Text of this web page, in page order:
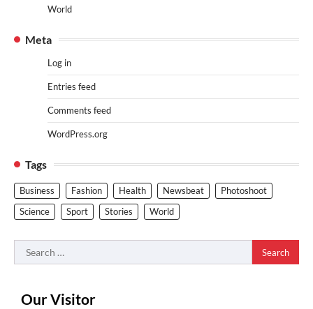
World
Meta
Log in
Entries feed
Comments feed
WordPress.org
Tags
Business Fashion Health Newsbeat
Photoshoot
Science
Sport Stories World
Search
for:
Our Visitor